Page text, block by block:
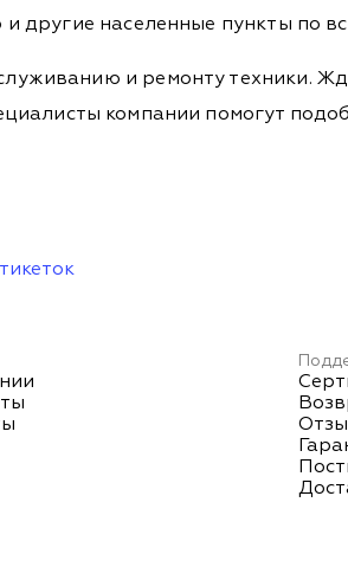
другие населенные пункты по
и ремонту техники.
компании помогут